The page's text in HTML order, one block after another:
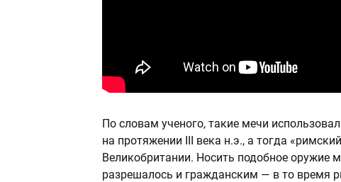
По словам ученого, такие мечи
на протяжении III века н.э., а тогда
Великобритании. Носить подобное оружие
разрешалось и гражданским — в то время